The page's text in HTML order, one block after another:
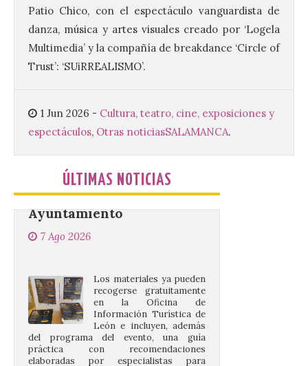
Patio Chico, con el espectáculo vanguardista de
danza, música y artes visuales creado por ‘Logela
Multimedia’ y la compañía de breakdance ‘Circle of
Trust’: ‘SUiRREALISMO’.
1 Jun 2026 - Cultura, teatro, cine, exposiciones y
espectáculos, Otras noticiasSALAMANCA.
ÚLTIMAS NOTICIAS
inmediatas que frenen el deterioro y el
riesgo de colapso. Los procuradores de
Unión del Pueblo […]
distribuye folletos con la
programación del evento
del eclipse solar que
7 Ago 2026
León e incluyen, además
del programa del evento, una guía
práctica con recomendaciones
elaboradas por especialistas para
observar el eclipse con seguridad León, 7
de agosto de 2026. La programación […]